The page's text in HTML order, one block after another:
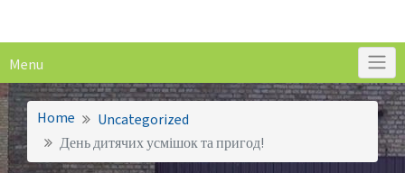
Menu
Home
Uncategorized
День дитячих усмішок та пригод!